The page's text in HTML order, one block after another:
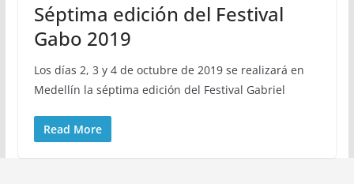
Séptima edición del Festival
Gabo 2019
Los días 2, 3 y 4 de octubre de 2019 se realizará en
Medellín la séptima edición del Festival Gabriel
Read More